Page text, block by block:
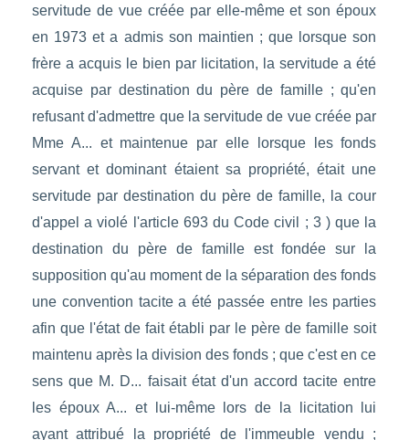
servitude de vue créée par elle-même et son époux
en 1973 et a admis son maintien ; que lorsque son
frère a acquis le bien par licitation, la servitude a été
acquise par destination du père de famille ; qu'en
refusant d'admettre que la servitude de vue créée par
Mme A... et maintenue par elle lorsque les fonds
servant et dominant étaient sa propriété, était une
servitude par destination du père de famille, la cour
d'appel a violé l'article 693 du Code civil ; 3 ) que la
destination du père de famille est fondée sur la
supposition qu'au moment de la séparation des fonds
une convention tacite a été passée entre les parties
afin que l'état de fait établi par le père de famille soit
maintenu après la division des fonds ; que c'est en ce
sens que M. D... faisait état d'un accord tacite entre
les époux A... et lui-même lors de la licitation lui
ayant attribué la propriété de l'immeuble vendu ;